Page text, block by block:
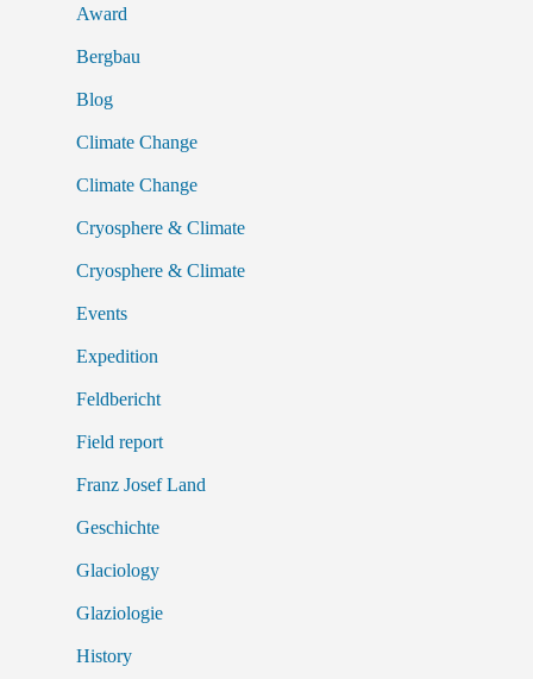
Award
Bergbau
Blog
Climate Change
Climate Change
Cryosphere & Climate
Cryosphere & Climate
Events
Expedition
Feldbericht
Field report
Franz Josef Land
Geschichte
Glaciology
Glaziologie
History